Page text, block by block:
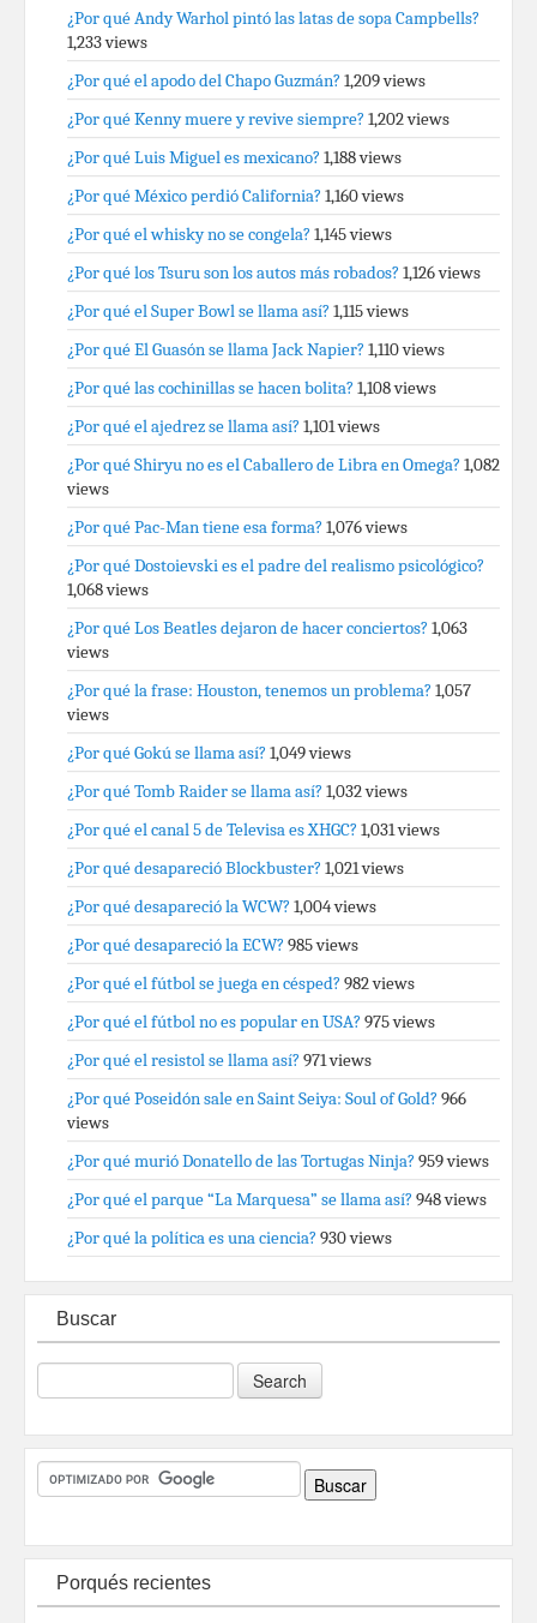
¿Por qué Andy Warhol pintó las latas de sopa Campbells?
1,233 views
¿Por qué el apodo del Chapo Guzmán? 1,209 views
¿Por qué Kenny muere y revive siempre? 1,202 views
¿Por qué Luis Miguel es mexicano? 1,188 views
¿Por qué México perdió California? 1,160 views
¿Por qué el whisky no se congela? 1,145 views
¿Por qué los Tsuru son los autos más robados? 1,126 views
¿Por qué el Super Bowl se llama así? 1,115 views
¿Por qué El Guasón se llama Jack Napier? 1,110 views
¿Por qué las cochinillas se hacen bolita? 1,108 views
¿Por qué el ajedrez se llama así? 1,101 views
¿Por qué Shiryu no es el Caballero de Libra en Omega? 1,082
views
¿Por qué Pac-Man tiene esa forma? 1,076 views
¿Por qué Dostoievski es el padre del realismo psicológico?
1,068 views
¿Por qué Los Beatles dejaron de hacer conciertos? 1,063
views
¿Por qué la frase: Houston, tenemos un problema? 1,057
views
¿Por qué Gokú se llama así? 1,049 views
¿Por qué Tomb Raider se llama así? 1,032 views
¿Por qué el canal 5 de Televisa es XHGC? 1,031 views
¿Por qué desapareció Blockbuster? 1,021 views
¿Por qué desapareció la WCW? 1,004 views
¿Por qué desapareció la ECW? 985 views
¿Por qué el fútbol se juega en césped? 982 views
¿Por qué el fútbol no es popular en USA? 975 views
¿Por qué el resistol se llama así? 971 views
¿Por qué Poseidón sale en Saint Seiya: Soul of Gold? 966
views
¿Por qué murió Donatello de las Tortugas Ninja? 959 views
¿Por qué el parque “La Marquesa” se llama así? 948 views
¿Por qué la política es una ciencia? 930 views
Buscar
Porqués recientes